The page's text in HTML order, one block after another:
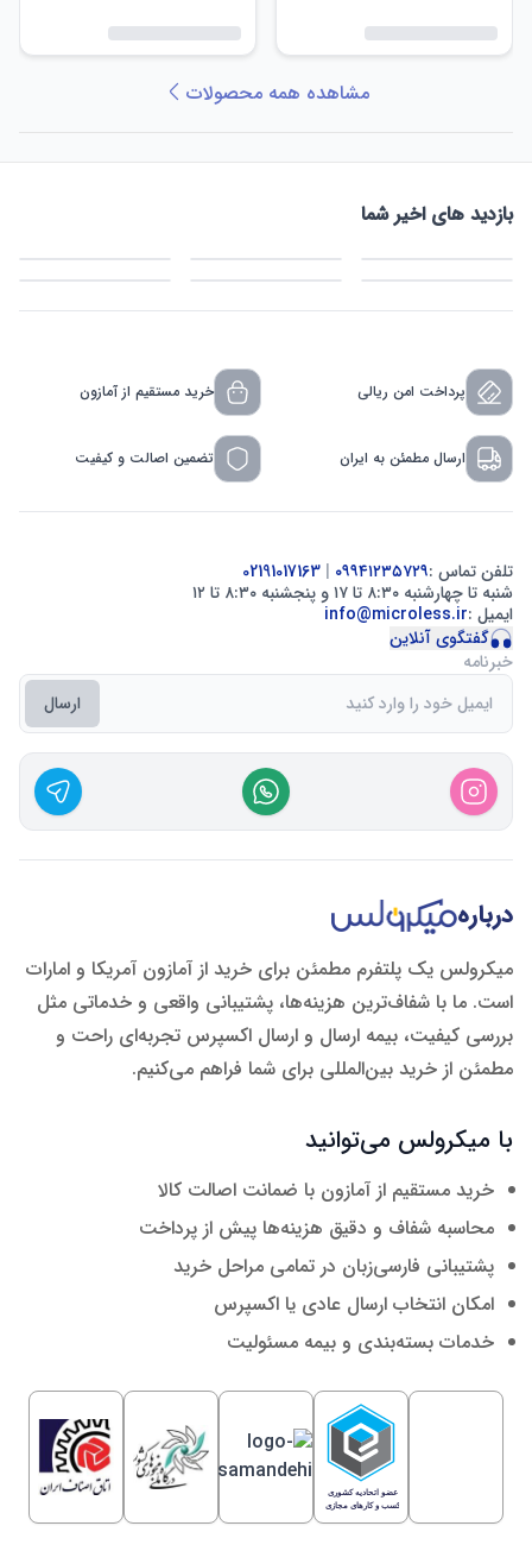
مشاهده همه محصولات
بازدید های اخیر شما
پرداخت امن ریالی خرید مستقیم از آمازون
ارسال مطمئن به ایران تضمین اصالت و کیفیت
تلفن تماس :۰۹۹۴۱۲۳۵۷۲۹ |
شنبه تا چهارشنبه ۸:۳۰ تا ۱۷ و پنجشنبه ۸:۳۰ تا ۱۲
ایمیل :info@microless.ir
گفتگوی آنلاین
خبرنامه
ارسال
درباره
میکرولس یک پلتفرم مطمئن برای خرید از آمازون آمریکا و امارات
است. ما با شفاف‌ترین هزینه‌ها، پشتیبانی واقعی و خدماتی مثل
بررسی کیفیت، بیمه ارسال و ارسال اکسپرس تجربه‌ای راحت و
مطمئن از خرید بین‌المللی برای شما فراهم می‌کنیم.
با میکرولس می‌توانید
خرید مستقیم از آمازون با ضمانت اصالت کالا
محاسبه شفاف و دقیق هزینه‌ها پیش از پرداخت
پشتیبانی فارسی‌زبان در تمامی مراحل خرید
امکان انتخاب ارسال عادی یا اکسپرس
خدمات بسته‌بندی و بیمه مسئولیت